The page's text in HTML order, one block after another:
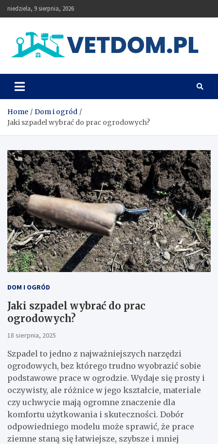
Skip
to
niedziela, 9 sierpnia, 2026
Vetdom
Home
Dom i ogród
Jaki szpadel wybrać do prac ogrodowych?
DOM I OGRÓD
Jaki szpadel wybrać do prac
ogrodowych?
18 sierpnia, 2025
Szpadel to jedno z najważniejszych narzędzi
ogrodowych, bez którego trudno wyobrazić sobie
podstawowe prace w ogrodzie. Wydaje się prosty i
oczywisty, ale różnice w jego kształcie, materiale
czy uchwycie mają ogromne znaczenie dla
komfortu użytkowania i skuteczności. Dobór
odpowiedniego modelu może sprawić, że prace
ziemne staną się łatwiejsze, szybsze i mniej